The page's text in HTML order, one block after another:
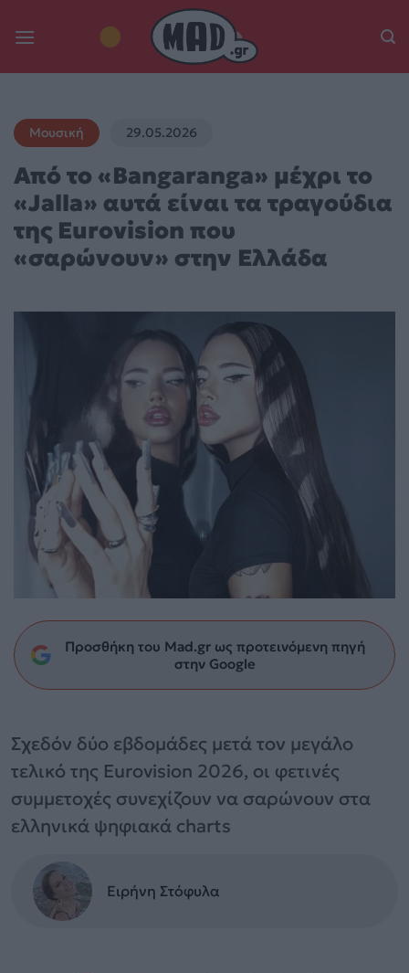
Μουσική 29.05.2026
Από το «Bangaranga» μέχρι το
«Jalla» αυτά είναι τα τραγούδια
της Eurovision που
«σαρώνουν» στην Ελλάδα
Προσθήκη του Mad.gr ως προτεινόμενη πηγή
στην Google
Σχεδόν δύο εβδομάδες μετά τον μεγάλο
τελικό της Eurovision 2026, οι φετινές
συμμετοχές συνεχίζουν να σαρώνουν στα
ελληνικά ψηφιακά charts
Ειρήνη Στόφυλα